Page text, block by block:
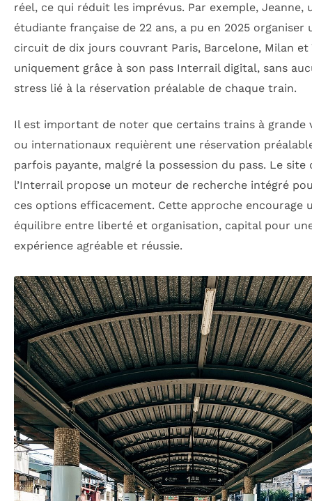
réel, ce qui réduit les imprévus. Par exemple, Jeanne,
étudiante française de 22 ans, a pu en 2025 organiser
circuit de dix jours couvrant Paris, Barcelone, Milan et
uniquement grâce à son pass Interrail digital, sans
stress lié à la réservation préalable de chaque train.
Il est important de noter que certains trains à grande
ou internationaux requièrent une réservation
parfois payante, malgré la possession du pass. Le site
l’Interrail propose un moteur de recherche intégré
ces options efficacement. Cette approche encourage
équilibre entre liberté et organisation, capital pour
expérience agréable et réussie.